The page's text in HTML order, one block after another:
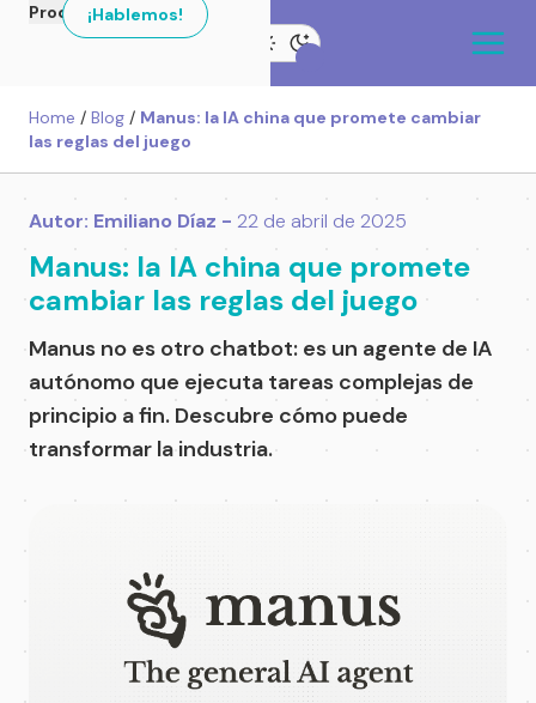
Productos¡Hablemos!
Home / Blog / Manus: la IA china que promete cambiar
las reglas del juego
Autor: Emiliano Díaz - 22 de abril de 2025
Manus: la IA china que promete
cambiar las reglas del juego
Manus no es otro chatbot: es un agente de IA
autónomo que ejecuta tareas complejas de
principio a fin. Descubre cómo puede
transformar la industria.